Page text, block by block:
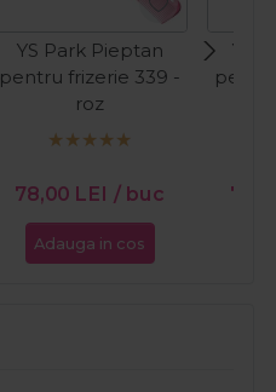
YS Park Pieptan
pentru frizerie 339 -
roz
78,00 LEI / buc
Adauga in cos
YS